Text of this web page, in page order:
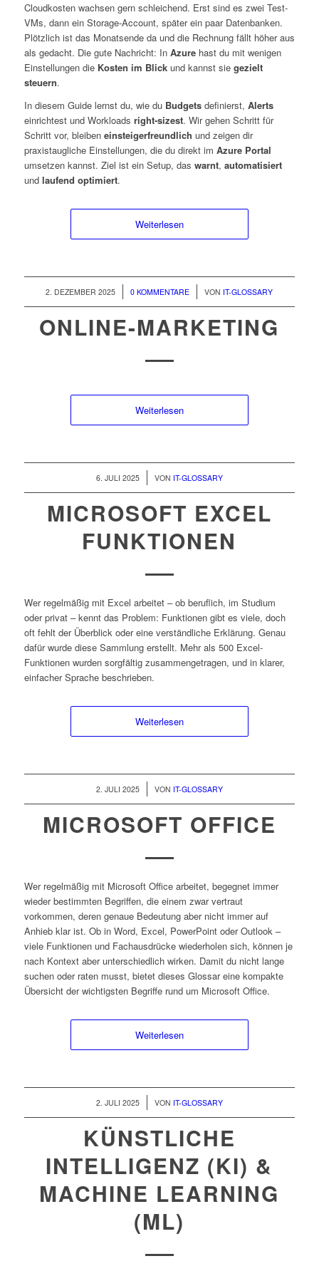
Cloudkosten wachsen gern schleichend. Erst sind es zwei Test-
VMs, dann ein Storage-Account, später ein paar Datenbanken.
Plötzlich ist das Monatsende da und die Rechnung fällt höher aus
als gedacht. Die gute Nachricht: In Azurehast du mit wenigen
Einstellungen die Kosten im Blickund kannst sie gezielt
steuern.
In diesem Guide lernst du, wie du Budgetsdefinierst, Alerts
einrichtest und Workloads right-sizest. Wir gehen Schritt für
Schritt vor, bleiben einsteigerfreundlich und zeigen dir
praxistaugliche Einstellungen, die du direkt im Azure Portal
umsetzen kannst. Ziel ist ein Setup, das warnt, automatisiert
und laufend optimiert.
Weiterlesen
2. DEZEMBER 2025
/ 0 KOMMENTARE
/ VON IT-GLOSSARY
ONLINE-MARKETING
Weiterlesen
6. JULI 2025 VON IT-GLOSSARY
MICROSOFT EXCEL
FUNKTIONEN
Wer regelmäßig mit Excel arbeitet – ob beruflich, im Studium
oder privat – kennt das Problem: Funktionen gibt es viele, doch
oft fehlt der Überblick oder eine verständliche Erklärung. Genau
dafür wurde diese Sammlung erstellt. Mehr als 500 Excel-
Funktionen wurden sorgfältig zusammengetragen, und in klarer,
einfacher Sprache beschrieben.
Weiterlesen
2. JULI 2025 VON IT-GLOSSARY
MICROSOFT OFFICE
Wer regelmäßig mit Microsoft Office arbeitet, begegnet immer
wieder bestimmten Begriffen, die einem zwar vertraut
vorkommen, deren genaue Bedeutung aber nicht immer auf
Anhieb klar ist. Ob in Word, Excel, PowerPoint oder Outlook –
viele Funktionen und Fachausdrücke wiederholen sich, können je
nach Kontext aber unterschiedlich wirken. Damit du nicht lange
suchen oder raten musst, bietet dieses Glossar eine kompakte
Übersicht der wichtigsten Begriffe rund um Microsoft Office.
Weiterlesen
2. JULI 2025 VON IT-GLOSSARY
KÜNSTLICHE
INTELLIGENZ (KI) &
MACHINE LEARNING
(ML)